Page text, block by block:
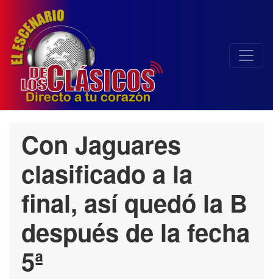
Con Jaguares
clasificado a la
final, así quedó la B
después de la fecha
5ª